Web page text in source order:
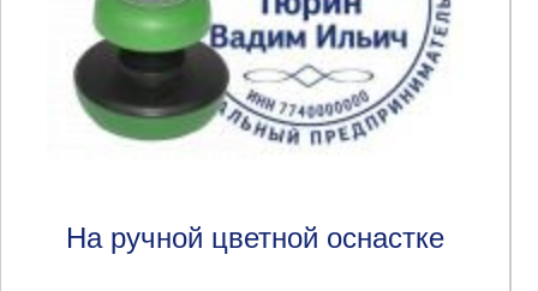
На ручной цветной оснастке